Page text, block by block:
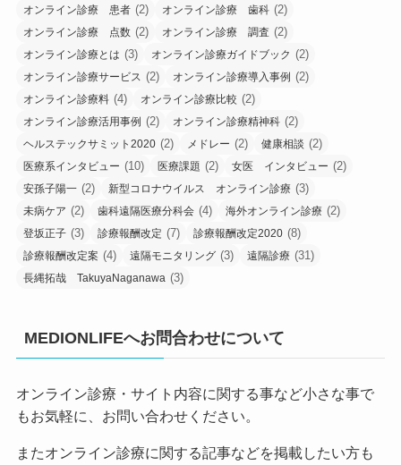
オンライン診療 患者 (2) オンライン診療 歯科 (2)
オンライン診療 点数 (2) オンライン診療 調査 (2)
オンライン診療とは (3) オンライン診療ガイドブック (2)
オンライン診療サービス (2) オンライン診療導入事例 (2)
オンライン診療料 (4) オンライン診療比較 (2)
オンライン診療活用事例 (2) オンライン診療精神科 (2)
ヘルステックサミット2020 (2) メドレー (2) 健康相談 (2)
医療系インタビュー (10) 医療課題 (2) 女医 インタビュー (2)
安孫子陽一 (2) 新型コロナウイルス オンライン診療 (3)
未病ケア (2) 歯科遠隔医療分科会 (4) 海外オンライン診療 (2)
登坂正子 (3) 診療報酬改定 (7) 診療報酬改定2020 (8)
診療報酬改定案 (4) 遠隔モニタリング (3) 遠隔診療 (31)
長縄拓哉 TakuyaNaganawa (3)
MEDIONLIFEへお問合わせについて
オンライン診療・サイト内容に関する事など小さな事で
もお気軽に、お問い合わせください。
またオンライン診療に関する記事などを掲載したい方も